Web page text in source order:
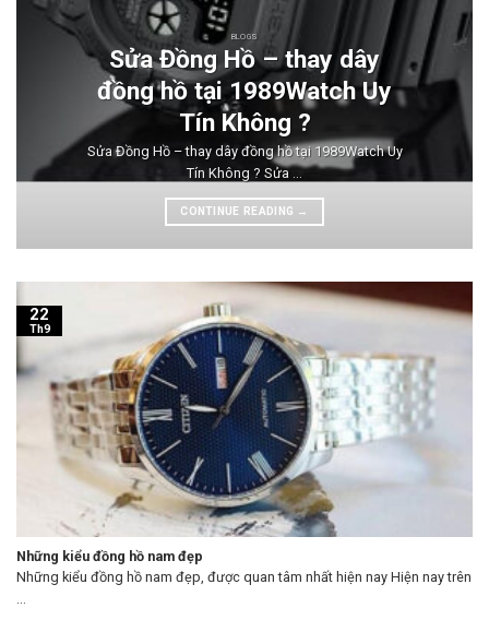
BLOGS
Sửa Đồng Hồ – thay dây
đồng hồ tại 1989Watch Uy
Tín Không ?
Sửa Đồng Hồ – thay dây đồng hồ tại 1989Watch Uy
Tín Không ? Sửa ...
CONTINUE READING →
Những kiểu đồng hồ nam đẹp
Những kiểu đồng hồ nam đẹp, được quan tâm nhất hiện nay Hiện nay trên
...
22
Th9